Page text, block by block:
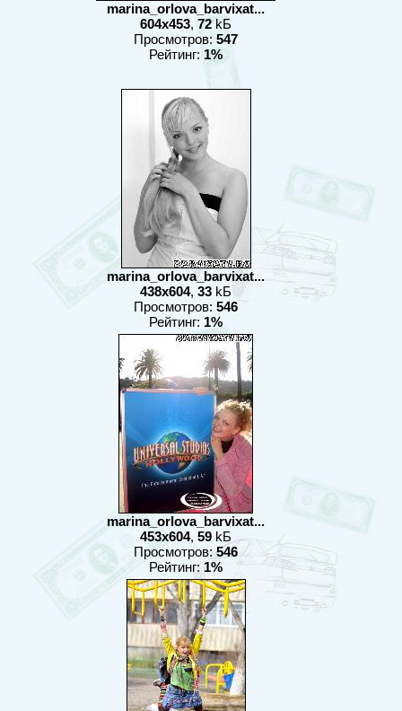
marina_orlova_barvixat...
604x453, 72 kБ
Просмотров: 547
Рейтинг: 1%
marina_orlova_barvixat...
438x604, 33 kБ
Просмотров: 546
Рейтинг: 1%
marina_orlova_barvixat...
453x604, 59 kБ
Просмотров:546
Рейтинг:1%